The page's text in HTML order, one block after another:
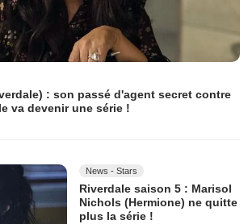
: son passé d'agent secret contre
va devenir une série !
News - Stars
Riverdale saison 5 : Marisol
Nichols (Hermione) ne quitte
plus la série !